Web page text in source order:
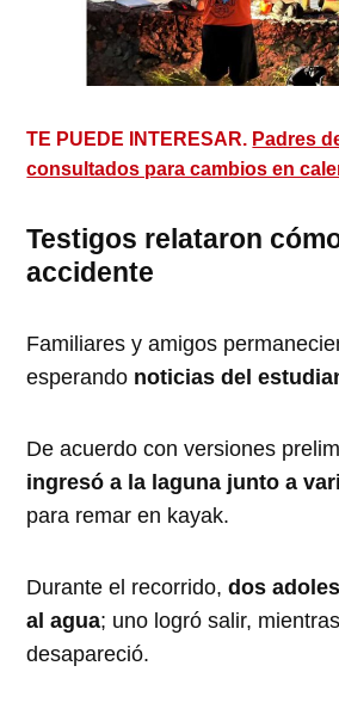
TE PUEDE INTERESAR. Padres
consultados para cambios en
Testigos relataron
accidente
Familiares y amigos
esperando noticias del
De acuerdo con versiones
ingresó a la laguna junto a
para remar en kayak.
Durante el recorrido,dos
al agua; uno logró salir,
desapareció.